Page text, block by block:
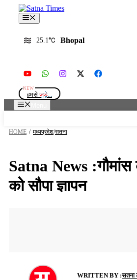
content
Menu
25.1 Bhopal
हमसे जुड़े...
HOME / मध्यप्रदेश/सतना
Satna News :गौमांस
को सौपा ज्ञापन
WRITTEN BY :सतना